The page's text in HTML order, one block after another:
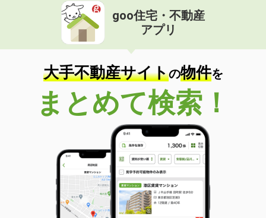
千葉県松戸市秋山
価 格
2億1,700万円
住 所
土地面積 607m²
千葉県鎌ケ谷市富岡１
4,180万円
千葉県鎌ケ谷市富岡１
用途地域 近隣商業
土地面積
182m²
千葉県佐倉市井野
価 格
2,210万円
goo住宅・不動産
アプリ
大手不動産サイトの物件を
まとめて検索！